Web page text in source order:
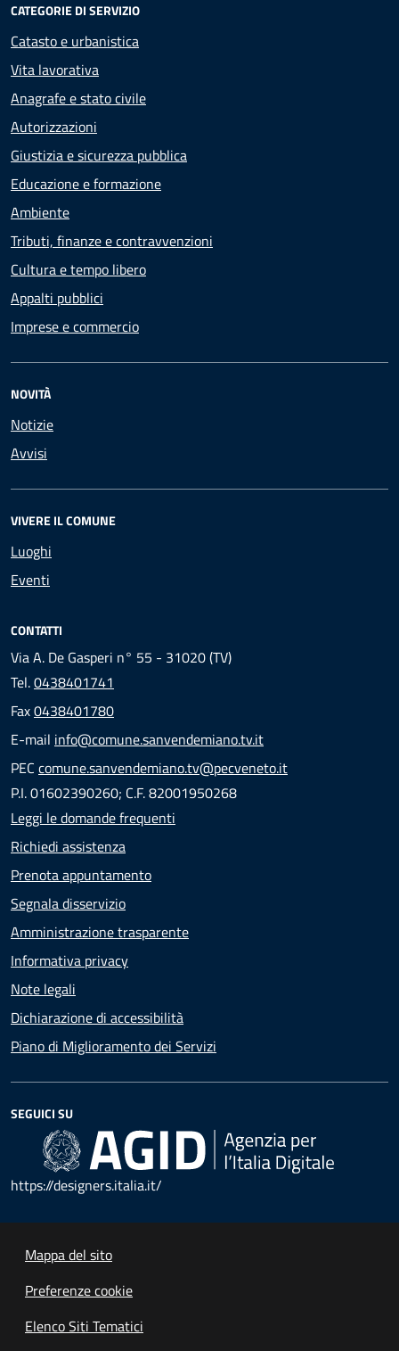
CATEGORIE DI SERVIZIO
Catasto e urbanistica
Vita lavorativa
Anagrafe e stato civile
Autorizzazioni
Giustizia e sicurezza pubblica
Educazione e formazione
Ambiente
Tributi, finanze e contravvenzioni
Cultura e tempo libero
Appalti pubblici
Imprese e commercio
NOVITÀ
Notizie
Avvisi
VIVERE IL COMUNE
Luoghi
Eventi
CONTATTI
Via A. De Gasperi n° 55 - 31020 (TV)
Tel.0438401741
Fax0438401780
E-mail info@comune.sanvendemiano.tv.it
PEC comune.sanvendemiano.tv@pecveneto.it
P.I. 01602390260; C.F. 82001950268
Leggi le domande frequenti
Richiedi assistenza
Prenota appuntamento
Segnala disservizio
Amministrazione trasparente
Informativa privacy
Note legali
Dichiarazione di accessibilità
Piano di Miglioramento dei Servizi
SEGUICI SU
https://designers.italia.it/
Mappa del sito
Preferenze cookie
Elenco Siti Tematici